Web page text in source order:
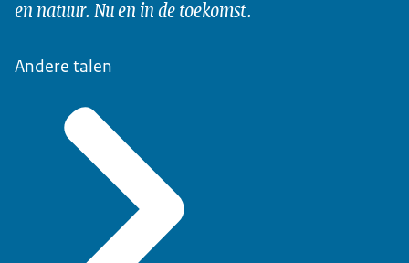
Deze bemonstering moet u via een
en natuur. Nu en in de toekomst.
Andere talen